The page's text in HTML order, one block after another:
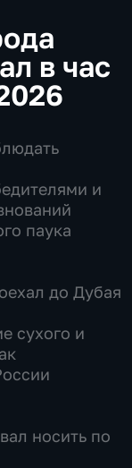
в час
и
паука
до Дубая
сухого и
носить по